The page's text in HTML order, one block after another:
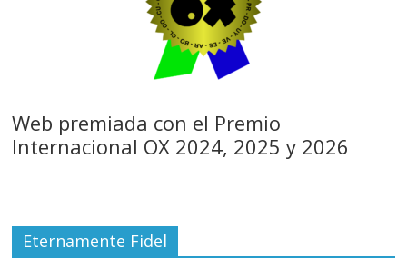
Web premiada con el Premio
Internacional OX 2024, 2025 y 2026
Eternamente Fidel